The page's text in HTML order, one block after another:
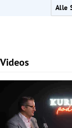
Alle
Videos
Slide 1 von 7